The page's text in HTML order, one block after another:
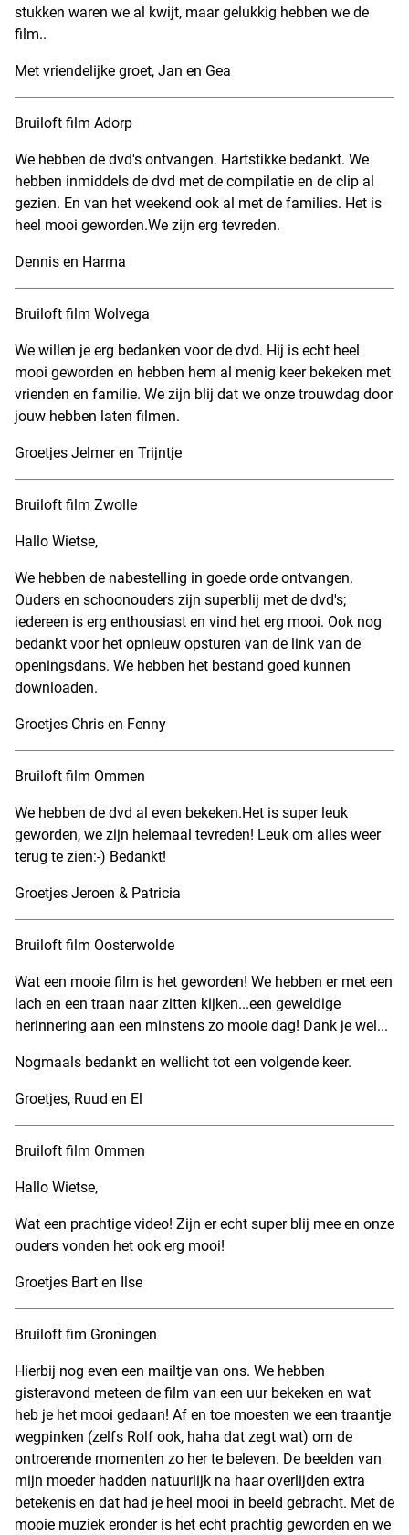
stukken waren we al kwijt, maar gelukkig hebben we de
film..
Met vriendelijke groet, Jan en Gea
Bruiloft film Adorp
We hebben de dvd's ontvangen. Hartstikke bedankt. We
hebben inmiddels de dvd met de compilatie en de clip al
gezien. En van het weekend ook al met de families. Het is
heel mooi geworden.We zijn erg tevreden.
Dennis en Harma
Bruiloft film Wolvega
We willen je erg bedanken voor de dvd. Hij is echt heel
mooi geworden en hebben hem al menig keer bekeken met
vrienden en familie. We zijn blij dat we onze trouwdag door
jouw hebben laten filmen.
Groetjes Jelmer en Trijntje
Bruiloft film Zwolle
Hallo Wietse,
We hebben de nabestelling in goede orde ontvangen.
Ouders en schoonouders zijn superblij met de dvd's;
iedereen is erg enthousiast en vind het erg mooi. Ook nog
bedankt voor het opnieuw opsturen van de link van de
openingsdans. We hebben het bestand goed kunnen
downloaden.
Groetjes Chris en Fenny
Bruiloft film Ommen
We hebben de dvd al even bekeken.Het is super leuk
geworden, we zijn helemaal tevreden! Leuk om alles weer
terug te zien:-) Bedankt!
Groetjes Jeroen & Patricia
Bruiloft film Oosterwolde
Wat een mooie film is het geworden! We hebben er met een
lach en een traan naar zitten kijken...een geweldige
herinnering aan een minstens zo mooie dag! Dank je wel...
Nogmaals bedankt en wellicht tot een volgende keer.
Groetjes, Ruud en El
Bruiloft film Ommen
Hallo Wietse,
Wat een prachtige video! Zijn er echt super blij mee en onze
ouders vonden het ook erg mooi!
Groetjes Bart en Ilse
Bruiloft fim Groningen
Hierbij nog even een mailtje van ons. We hebben
gisteravond meteen de film van een uur bekeken en wat
heb je het mooi gedaan! Af en toe moesten we een traantje
wegpinken (zelfs Rolf ook, haha dat zegt wat) om de
ontroerende momenten zo her te beleven. De beelden van
mijn moeder hadden natuurlijk na haar overlijden extra
betekenis en dat had je heel mooi in beeld gebracht. Met de
mooie muziek eronder is het echt prachtig geworden en we